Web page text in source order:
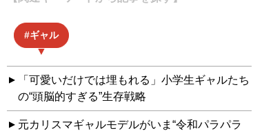
ギャル
「可愛いだけでは埋もれる」小学生ギャルたち
の“頭脳的すぎる”生存戦略
元カリスマギャルモデルがいま“令和パラパラ